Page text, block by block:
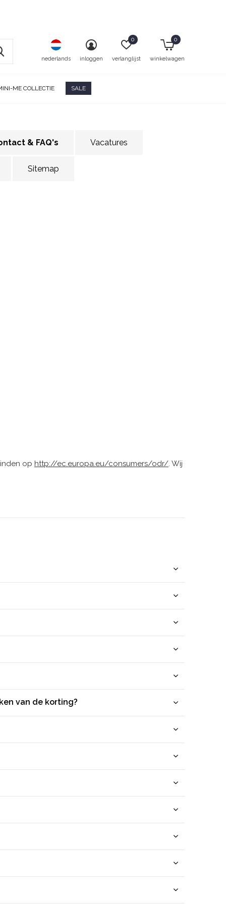
ME COLLECTIE SALE
nederlands inloggen verlanglijst
0
winkelwagen
0
& FAQ's Vacatures
Sitemap
op http://ec.europa.eu/consumers/odr/. Wij
van de korting?